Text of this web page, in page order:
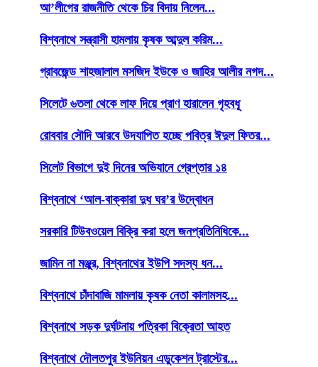
আ’লীগের রাজনীতি থেকে চির বিদায় নিলেন...
বিশ্বনাথে সন্ত্রাসী হামলায় কৃষক আব্দুল করিম...
গ্রাবজেন্ড শাহজালাল মসজিদ ইউকে ও জাহির আলীর নগদ...
সিলেটে ৬তলা থেকে লাফ দিয়ে প্রাণ হারালেন গৃহবধূ
রোববার সৌদি আরবে উদযাপিত হচ্ছে পবিত্র ঈদুল ফিতর...
সিলেট বিভাগে দুই দিনের অভিযানে গ্রেপ্তার ১৪
বিশ্বনাথে ‘আল-বাক্কারা দুধ ঘর’র উদ্বোধন
সরকারি টিউবওয়েল বিক্রি করা হলে জনপ্রতিনিধিকে...
জামিন না মঞ্জুর, বিশ্বনাথের ইউপি সদস্য ধন...
বিশ্বনাথে চাঁদাবাজি মামলায় কৃষক নেতা কালামসহ...
বিশ্বনাথে সড়ক দুর্ঘটনায় পত্রিকা বিক্রেতা আহত
বিশ্বনাথে দৌলতপুর ইউনিয়ন এডুকেশন ট্রাস্টের...